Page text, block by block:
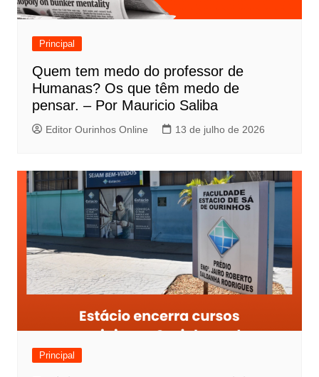
Principal
Quem tem medo do professor de
Humanas? Os que têm medo de
pensar. – Por Mauricio Saliba
Editor Ourinhos Online 13 de julho de 2026
Principal